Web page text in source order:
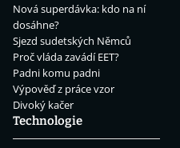
Nová superdávka: kdo na ní
dosáhne?
Sjezd sudetských Němců
Proč vláda zavádí EET?
Padni komu padni
Výpověď z práce vzor
Divoký kačer
Technologie